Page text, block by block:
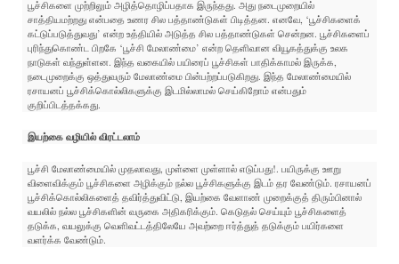
பூச்சிகளை முற்றிலும் அழித்தொழிப்பதாக இருந்தது. அது நடைமுறையில்
சாத்தியமற்றது என்பதை உணர சில பத்தாண்டுகள் பிடித்தன. எனவே, ‘பூச்சிகளைக்
கட்டுப்படுத்துவது’ என்ற உத்தியில் அடுத்த சில பத்தாண்டுகள் சென்றன. பூச்சிகளைப்
புரிந்துகொண்ட பிறகே ‘பூச்சி மேலாண்மை’ என்ற தெளிவான வியூகத்துக்கு உலக
நாடுகள் வந்துள்ளன. இந்த வகையில் பயிரைப் பூச்சிகள் பாதிக்காமல் இருக்க,
நடைமுறைக்கு ஒத்துவரும் மேலாண்மை பின்பற்றப்படுகிறது. இந்த மேலாண்மையில்
ரசாயனப் பூச்சிக்கொல்லிகளுக்கு இடமில்லாமல் செய்கிறோம் என்பதும்
குறிப்பிடத்தக்கது.
இயற்கை வழியில் விரட்டலாம்
பூச்சி மேலாண்மையில் முதலாவது, முள்ளை முள்ளால் எடுப்பது!. பயிருக்கு ஊறு
விளைவிக்கும் பூச்சிகளை அழிக்கும் நல்ல பூச்சிகளுக்கு இடம் தர வேண்டும். ரசாயனப்
பூச்சிக்கொல்லிகளைத் தவிர்த்துவிட்டு, இயற்கை வேளாண் முறைக்குத் திரும்பினால்
வயலில் நல்ல பூச்சிகளின் வருகை அதிகரிக்கும். கெடுதல் செய்யும் பூச்சிகளைத்
தடுக்க, வயலுக்கு வெளிவட்டத்திலேயே அவற்றை ஈர்த்துத் தடுக்கும் பயிர்களை
வளர்க்க வேண்டும்.